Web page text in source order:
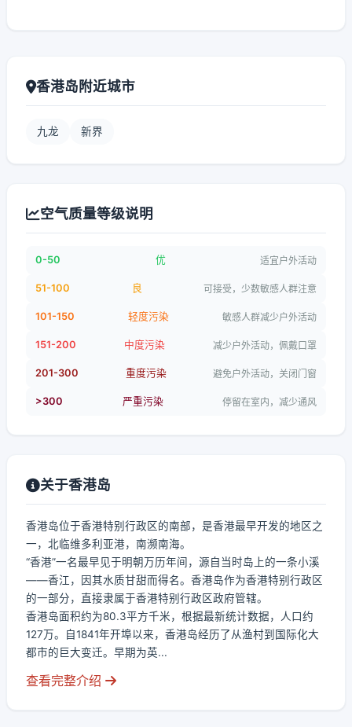
香港岛附近城市
九龙 新界
空气质量等级说明
0-50 优 适宜户外活动
51-100 良 可接受，少数敏感人群注意
101-150 轻度污染 敏感人群减少户外活动
151-200 中度污染 减少户外活动，佩戴口罩
201-300 重度污染 避免户外活动，关闭门窗
>300 严重污染 停留在室内，减少通风
关于香港岛
香港岛位于香港特别行政区的南部，是香港最早开发的地区之
一，北临维多利亚港，南濒南海。
“香港”一名最早见于明朝万历年间，源自当时岛上的一条小溪
——香江，因其水质甘甜而得名。香港岛作为香港特别行政区
的一部分，直接隶属于香港特别行政区政府管辖。
香港岛面积约为80.3平方千米，根据最新统计数据，人口约
127万。自1841年开埠以来，香港岛经历了从渔村到国际化大
都市的巨大变迁。早期为英...
查看完整介绍